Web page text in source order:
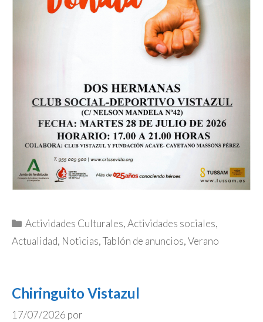
Categorías
Actividades Culturales,Actividades sociales,
Actualidad, Noticias,Tablón de anuncios,Verano
Chiringuito Vistazul
17/07/2026 por